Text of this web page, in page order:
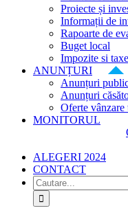
Proiecte și
Informații de
Rapoarte de
Buget local
Impozite si
ANUNȚURI
Anunțuri
Anunțuri
Oferte vânzare
MONITORUL
ALEGERI 2024
CONTACT
Cautare...